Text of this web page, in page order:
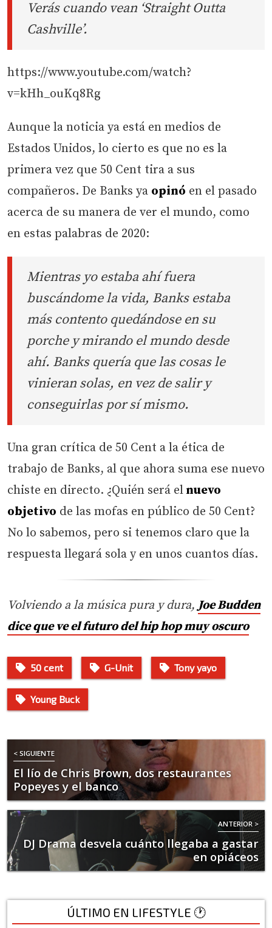
Verás cuando vean ‘Straight Outta
Cashville’.
https://www.youtube.com/watch?
v=kHh_ouKq8Rg
Aunque la noticia ya está en medios de
Estados Unidos, lo cierto es que no es la
primera vez que 50 Cent tira a sus
compañeros. De Banks ya opinó en el pasado
acerca de su manera de ver el mundo, como
en estas palabras de 2020:
Mientras yo estaba ahí fuera
buscándome la vida, Banks estaba
más contento quedándose en su
porche y mirando el mundo desde
ahí. Banks quería que las cosas le
vinieran solas, en vez de salir y
conseguirlas por sí mismo.
Una gran crítica de 50 Cent a la ética de
trabajo de Banks, al que ahora suma ese nuevo
chiste en directo. ¿Quién será el nuevo
objetivo de las mofas en público de 50 Cent?
No lo sabemos, pero si tenemos claro que la
respuesta llegará sola y en unos cuantos días.
Volviendo a la música pura y dura,Joe Budden
dice que ve el futuro del hip hop muy oscuro
50 cent G-Unit Tony yayo
Young Buck
< SIGUIENTE
El lío de Chris Brown, dos restaurantes
Popeyes y el banco
ANTERIOR >
DJ Drama desvela cuánto llegaba a gastar
en opiáceos
ÚLTIMO EN LIFESTYLE 🕐